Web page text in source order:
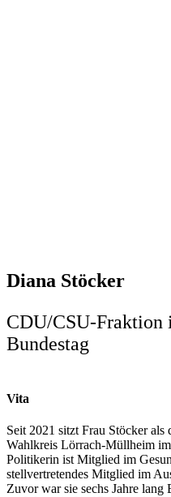
Diana Stöcker
CDU/CSU-Fraktion
Bundestag
Vita
Seit 2021 sitzt Frau Stöcker
Wahlkreis Lörrach-Müllheim
Politikerin ist Mitglied im
stellvertretendes Mitglied im
Zuvor war sie sechs Jahre